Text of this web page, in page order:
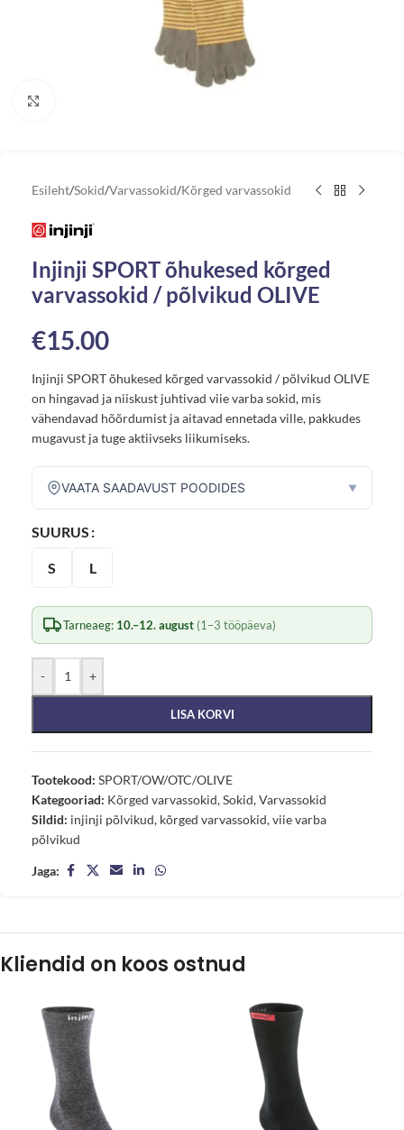
Esileht/Sokid/Varvassokid/Kõrged varvassokid
Injinji SPORT õhukesed kõrged
varvassokid / põlvikud OLIVE
€15.00
Injinji SPORT õhukesed kõrged varvassokid / põlvikud OLIVE
on hingavad ja niiskust juhtivad viie varba sokid, mis
vähendavad hõõrdumist ja aitavad ennetada ville, pakkudes
mugavust ja tuge aktiivseks liikumiseks.
VAATA SAADAVUST POODIDES ▼
SUURUS
S L
Tarneaeg: 10.–12. august (1–3 tööpäeva)
- +
LISA KORVI
Tootekood: SPORT/OW/OTC/OLIVE
Kategooriad: Kõrged varvassokid,Sokid,Varvassokid
Sildid: injinji põlvikud, kõrged varvassokid,viie varba
põlvikud
Jaga:
Kliendid on koos ostnud